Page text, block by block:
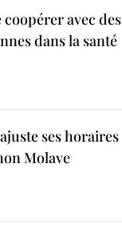
avec des
dans la santé
ses horaires
Molave